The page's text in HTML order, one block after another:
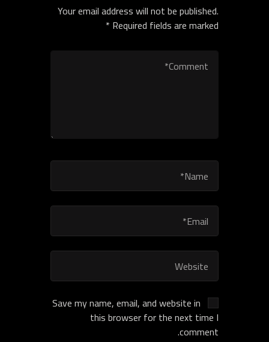
Your email address will not be published.
Required fields are marked *
Save my name, email, and website in
this browser for the next time I
comment.